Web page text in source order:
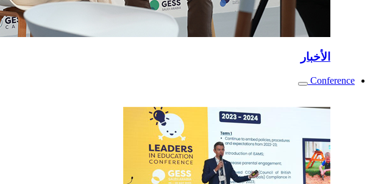
الأخبار
Conference
Toggle